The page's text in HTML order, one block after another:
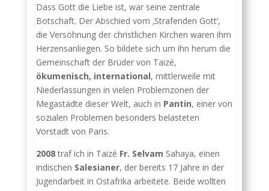
Dass Gott die Liebe ist, war seine zentrale
Botschaft. Der Abschied vom ‚Strafenden Gott‘,
die Versöhnung der christlichen Kirchen waren ihm
Herzensanliegen. So bildete sich um ihn herum die
Gemeinschaft der Brüder von Taizé,
ökumenisch, international, mittlerweile mit
Niederlassungen in vielen Problemzonen der
Megastädte dieser Welt, auch in Pantin, einer von
sozialen Problemen besonders belasteten
Vorstadt von Paris.
2008traf ich in Taizé Fr. Selvam Sahaya, einen
indischen Salesianer, der bereits 17 Jahre in der
Jugendarbeit in Ostafrika arbeitete. Beide wollten